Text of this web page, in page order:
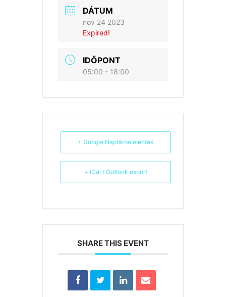
DÁTUM
nov 24 2023
Expired!
IDŐPONT
05:00 - 18:00
+ Google Naptárba mentés
+ iCal / Outlook export
SHARE THIS EVENT